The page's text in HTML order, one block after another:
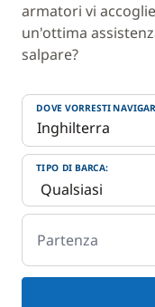
armatori vi
un'ottima
salpare?
DOVE VORRESTI
TIPO DI BARCA:
Partenza